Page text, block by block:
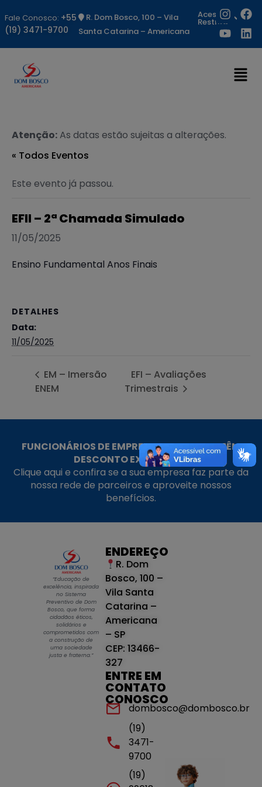
Fale Conosco: +55
(19) 3471-9700
R. Dom Bosco, 100 – Vila
Santa Catarina – Americana
Acesso
Restrito
Atenção:As datas estão sujeitas a alterações.
« Todos Eventos
Este evento já passou.
EFII – 2ª Chamada Simulado
11/05/2025
Ensino Fundamental Anos Finais
DETALHES
Data:
11/05/2025
EM – Imersão
ENEM
EFI – Avaliações
Trimestrais
FUNCIONÁRIOS DE EMPRESAS PARCEIRAS TÊM
DESCONTO EXCLUSIVO!
Clique aqui e confira se a sua empresa faz parte da
nossa rede de parceiros e aproveite nossos
benefícios.
“Educação de
excelência, inspirada
no Sistema
Preventivo de Dom
Bosco, que forma
cidadãos éticos,
solidários e
comprometidos com
a construção de
uma sociedade
justa e fraterna.”
ENDEREÇO
R. Dom
Bosco, 100 –
Vila Santa
Catarina –
Americana
– SP
CEP: 13466-
327
ENTRE EM
CONTATO
CONOSCO
dombosco@dombosco.br
(19)
3471-
9700
(19)